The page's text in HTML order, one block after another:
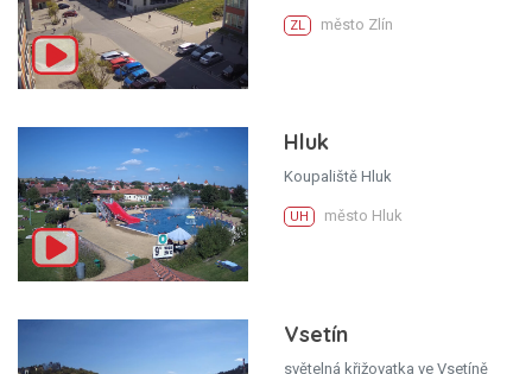
ZL město Zlín
Hluk
Koupaliště Hluk
UH město Hluk
Vsetín
světelná křižovatka ve Vsetíně